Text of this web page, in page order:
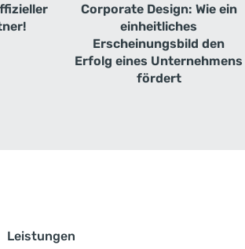
Corporate Design: Wie ein
einheitliches
Erscheinungsbild den
Erfolg eines Unternehmens
fördert
Leistungen